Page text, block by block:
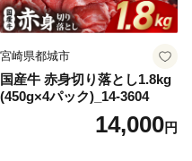
宮崎県都城市
国産牛 赤身切り落とし1.8kg
(450g×4パック)_14-3604
14,000円